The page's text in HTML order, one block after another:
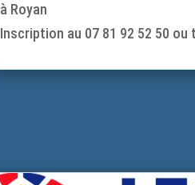
à Royan
Inscription au 07 81 92 52 50